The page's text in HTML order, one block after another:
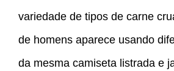
variedade de tipos de carne
de homens aparece usando
da mesma camiseta listrada e